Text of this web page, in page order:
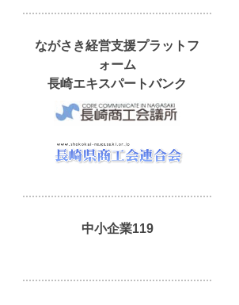
ながさき経営支援プラットフ
ォーム
長崎エキスパートバンク
中小企業119